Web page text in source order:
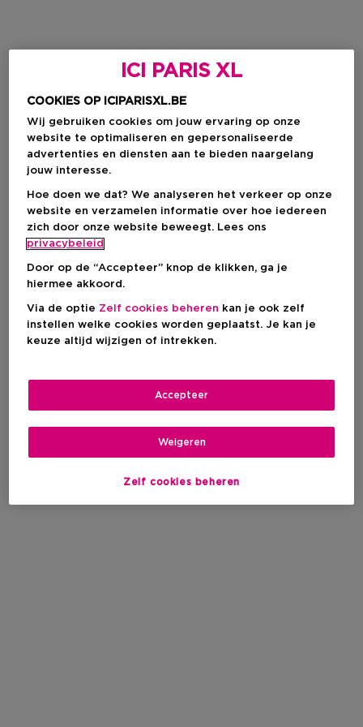
ICI PARIS XL
COOKIES OP ICIPARISXL.BE
Wij gebruiken cookies om jouw ervaring op onze
website te optimaliseren en gepersonaliseerde
advertenties en diensten aan te bieden naargelang
jouw interesse.
Hoe doen we dat? We analyseren het verkeer op onze
website en verzamelen informatie over hoe iedereen
zich door onze website beweegt. Lees ons
privacybeleid
Door op de “Accepteer” knop de klikken, ga je
hiermee akkoord.
Via de optie Zelf cookies beheren kan je ook zelf
instellen welke cookies worden geplaatst. Je kan je
keuze altijd wijzigen of intrekken.
Zelf cookies beheren
Weigeren
Accepteer